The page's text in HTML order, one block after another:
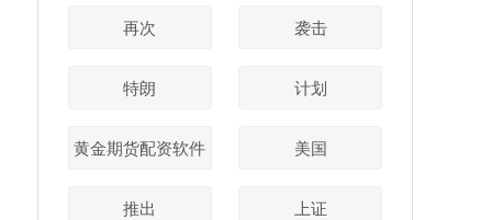
再次 袭击
特朗 计划
黄金期货配资软件 美国
推出 上证